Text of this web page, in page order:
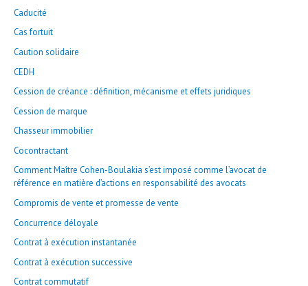
Caducité
Cas fortuit
Caution solidaire
CEDH
Cession de créance : définition, mécanisme et effets juridiques
Cession de marque
Chasseur immobilier
Cocontractant
Comment Maître Cohen-Boulakia s’est imposé comme l’avocat de
référence en matière d’actions en responsabilité des avocats
Compromis de vente et promesse de vente
Concurrence déloyale
Contrat à exécution instantanée
Contrat à exécution successive
Contrat commutatif